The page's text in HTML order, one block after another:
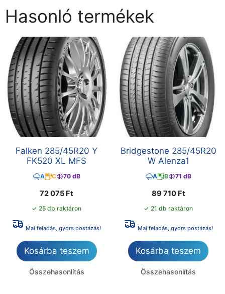
Hasonló termékek
Falken 285/45R20 Y
FK520 XL MFS
A C 70 dB
72 075 Ft
✓ 25 db raktáron
Mai feladás, gyors postázás!
Kosárba teszem
Összehasonlítás
Bridgestone 285/45R20
W Alenza1
A B 71 dB
89 710 Ft
✓ 21 db raktáron
Mai feladás, gyors postázás!
Kosárba teszem
Összehasonlítás